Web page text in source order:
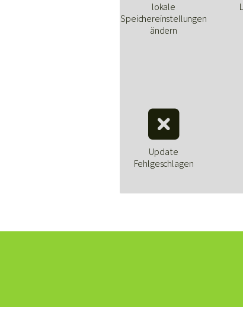
lokale
Speichereinstellungen
ändern

Update
Fehlgeschlagen